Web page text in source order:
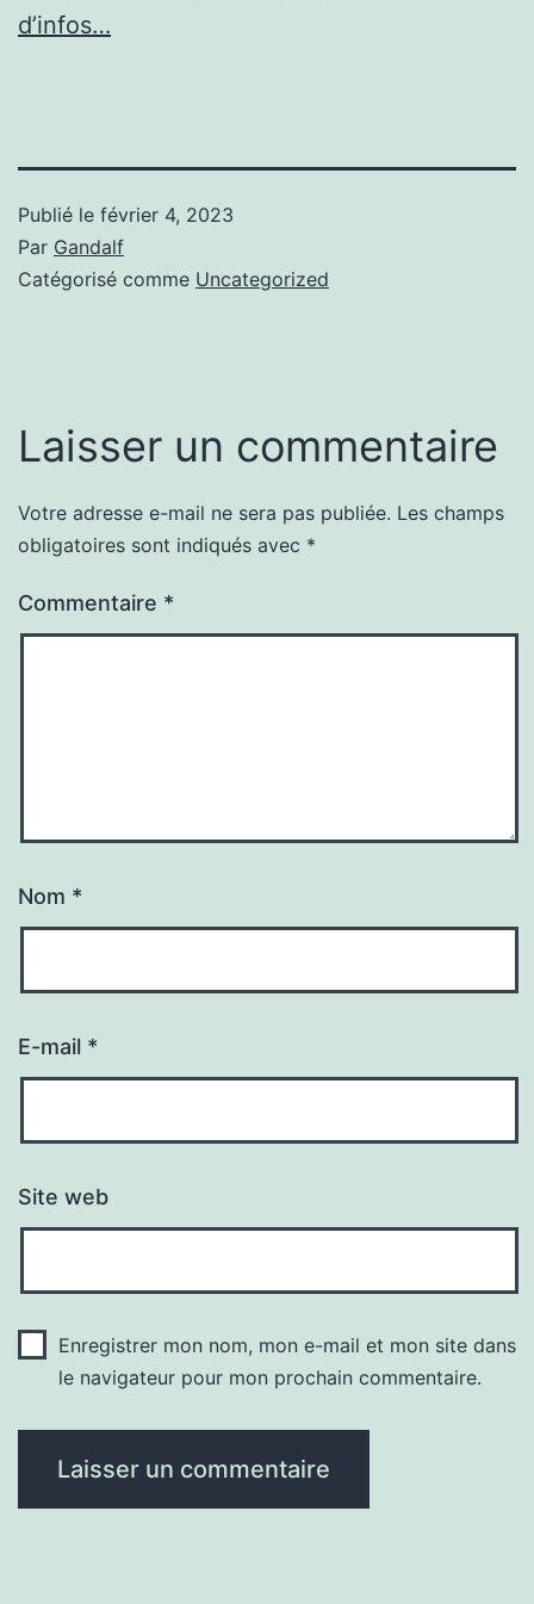
d’infos…
Publié le février 4, 2023
Par Gandalf
Catégorisé comme Uncategorized
Laisser un commentaire
Votre adresse e-mail ne sera pas publiée. Les champs
obligatoires sont indiqués avec *
Commentaire *
Nom *
E-mail *
Site web
Enregistrer mon nom, mon e-mail et mon site dans
le navigateur pour mon prochain commentaire.